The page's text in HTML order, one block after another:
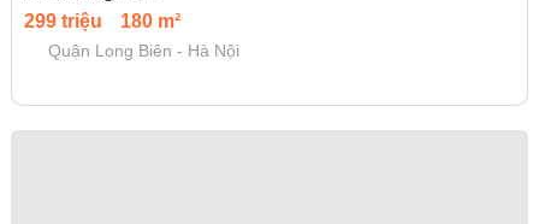
299 triệu 180 m²
Quận Long Biên - Hà Nội